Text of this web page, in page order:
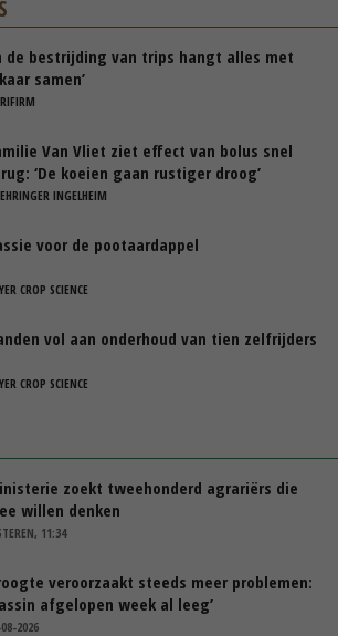
de bestrijding van trips hangt alles met
samen’
Van Vliet ziet effect van bolus snel
‘De koeien gaan rustiger droog’
INGELHEIM
voor de pootaardappel
CROP SCIENCE
vol aan onderhoud van tien zelfrijders
CROP SCIENCE
zoekt tweehonderd agrariërs die
willen denken
11:34
veroorzaakt steeds meer problemen:
afgelopen week al leeg’
2026